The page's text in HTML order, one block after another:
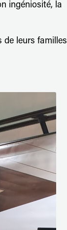
ingéniosité, la
de leurs familles